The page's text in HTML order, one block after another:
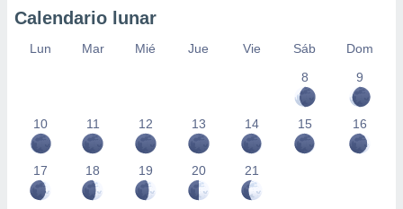
Calendario lunar
Lun Mar Mié Jue Vie Sáb
Dom
8
9
10 11 12 13 14 15 16
17 18 19 20 21